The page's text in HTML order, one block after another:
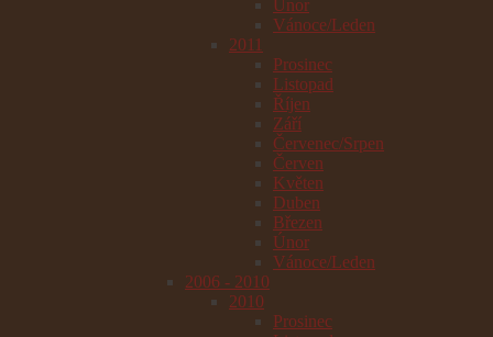
Únor
Vánoce/Leden
2011
Prosinec
Listopad
Říjen
Září
Červenec/Srpen
Červen
Květen
Duben
Březen
Únor
Vánoce/Leden
2006 - 2010
2010
Prosinec